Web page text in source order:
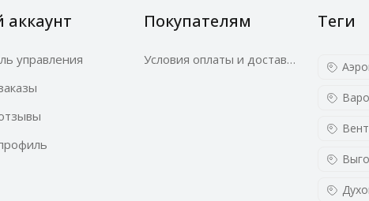
аккаунт
управления
Покупателям
Условия оплаты и доставки
Теги